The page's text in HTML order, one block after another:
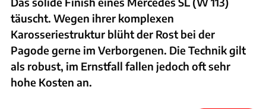
täuscht. Wegen ihrer komplexen
Karosseriestruktur blüht der Rost bei der
Pagode gerne im Verborgenen. Die Technik gilt
als robust, im Ernstfall fallen jedoch oft sehr
hohe Kosten an.